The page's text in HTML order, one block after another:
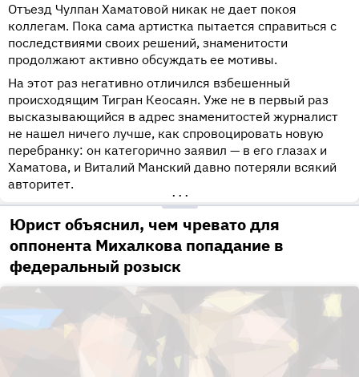
Отъезд Чулпан Хаматовой никак не дает покоя
коллегам. Пока сама артистка пытается справиться с
последствиями своих решений, знаменитости
продолжают активно обсуждать ее мотивы.
На этот раз негативно отличился взбешенный
происходящим Тигран Кеосаян. Уже не в первый раз
высказывающийся в адрес знаменитостей журналист
не нашел ничего лучше, как спровоцировать новую
перебранку: он категорично заявил — в его глазах и
Хаматова, и Виталий Манский давно потеряли всякий
авторитет.
•••
Юрист объяснил, чем чревато для
оппонента Михалкова попадание в
федеральный розыск